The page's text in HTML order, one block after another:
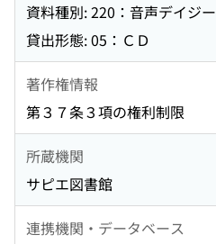
資料種別: 220：音声デイジー
貸出形態: 05：ＣＤ
著作権情報
第３７条３項の権利制限
所蔵機関
サピエ図書館
連携機関・データベース